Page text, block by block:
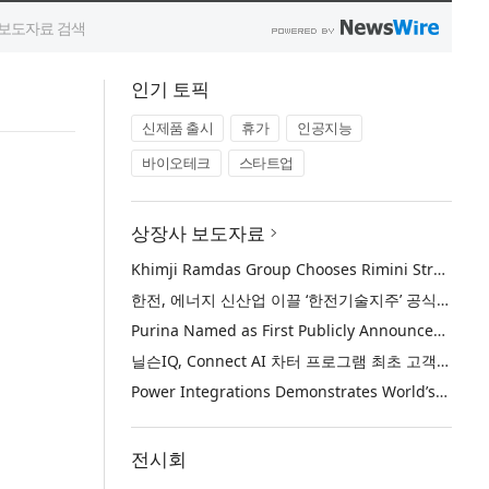
인기 토픽
신제품 출시 휴가
인공지능
바이오테크
스타트업
상장사 보도자료
Khimji Ramdas Group Chooses Rimini Street to Reduce SAP Support Costs, Protect 700+ Customizations and Reinvest Savings in Innovation
한전, 에너지 신산업 이끌 ‘한전기술지주’ 공식 출범
Purina Named as First Publicly Announced NIQ ConnectAI Charter Client
닐슨IQ, Connect AI 차터 프로그램 최초 고객사 ‘퓨리나’ 선정
Power Integrations Demonstrates World’s First 2200 V GaN Technology for Next-Era High-Voltage Power Systems
전시회